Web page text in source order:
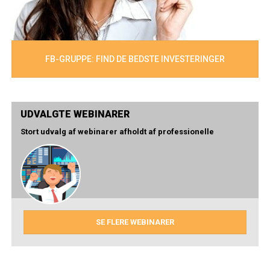
FB-GRUPPE: FIND DE BEDSTE INVESTERINGER
UDVALGTE WEBINARER
Stort udvalg af webinarer afholdt af professionelle
SE FLERE WEBINARER